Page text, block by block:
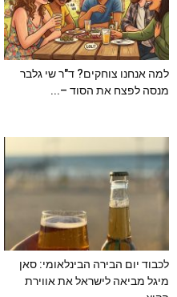
למה אנחנו צוחקים? ד"ר שי גלבר
מנסה לפצח את הסוד –...
לכבוד יום הבירה הבינלאומי: סאן
מיגל מביאה לישראל את אווירת